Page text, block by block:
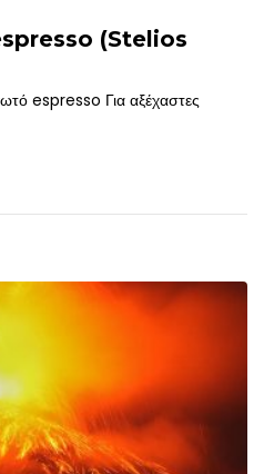
(Stelios
espresso Για αξέχαστες